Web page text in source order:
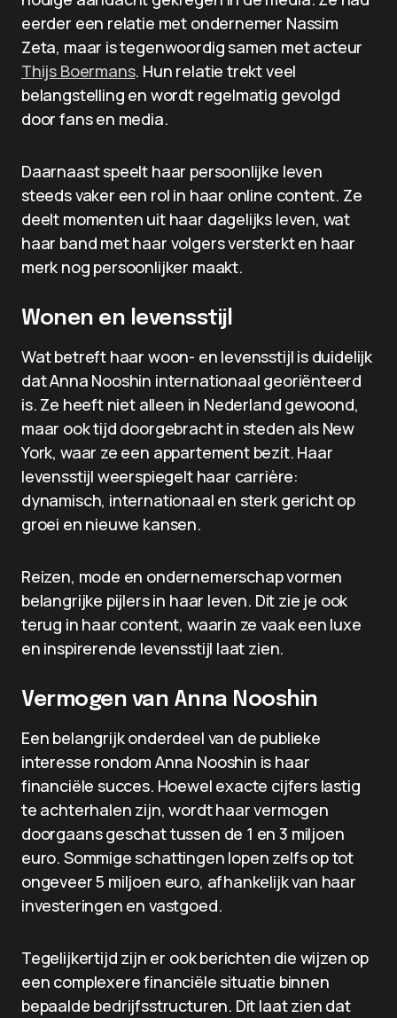
eerder een relatie met ondernemer Nassim
Zeta, maar is tegenwoordig samen met acteur
Thijs Boermans. Hun relatie trekt veel
belangstelling en wordt regelmatig gevolgd
door fans en media.
Daarnaast speelt haar persoonlijke leven
steeds vaker een rol in haar online content. Ze
deelt momenten uit haar dagelijks leven, wat
haar band met haar volgers versterkt en haar
merk nog persoonlijker maakt.
Wonen en levensstijl
Wat betreft haar woon- en levensstijl is duidelijk
dat Anna Nooshin internationaal georiënteerd
is. Ze heeft niet alleen in Nederland gewoond,
maar ook tijd doorgebracht in steden als New
York, waar ze een appartement bezit. Haar
levensstijl weerspiegelt haar carrière:
dynamisch, internationaal en sterk gericht op
groei en nieuwe kansen.
Reizen, mode en ondernemerschap vormen
belangrijke pijlers in haar leven. Dit zie je ook
terug in haar content, waarin ze vaak een luxe
en inspirerende levensstijl laat zien.
Vermogen van Anna Nooshin
Een belangrijk onderdeel van de publieke
interesse rondom Anna Nooshin is haar
financiële succes. Hoewel exacte cijfers lastig
te achterhalen zijn, wordt haar vermogen
doorgaans geschat tussen de 1 en 3 miljoen
euro. Sommige schattingen lopen zelfs op tot
ongeveer 5 miljoen euro, afhankelijk van haar
investeringen en vastgoed.
Tegelijkertijd zijn er ook berichten die wijzen op
een complexere financiële situatie binnen
bepaalde bedrijfsstructuren. Dit laat zien dat